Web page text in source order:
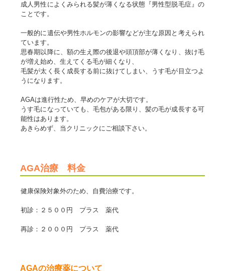
成人男性によくみられる髪が薄くなる状態『男性型脱毛症』の
ことです。
一般的に遺伝や男性ホルモンの影響などが主な原因と考えられ
ています。
思春期以降に、額の生え際の後退や頭頂部が薄くなり、抜け毛
が増え始め、生えてくる毛が細くなり、
毛髪が太く長く成長する前に抜けてしまい、うす毛が目立つよ
うになります。
AGAは進行性ため、早めのケアが大切です。
うす毛になっていても、毛包がある限り、髪の毛が成長する可
能性はあります。
あきらめず、当クリニックにご相談下さい。
AGA治療 料金
健康保険対象外のため、自費治療です。
初診：２５００円 プラス 薬代
再診：２０００円 プラス 薬代
AGAの治療薬について